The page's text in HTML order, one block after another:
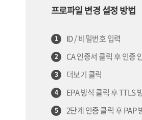
프로파일 변경 설정 방법
1 ID / 비밀번호 입력
2 CA 인증서 클릭 후 인증
3 더보기 클릭
4 EPA 방식 클릭 후 TTLS
5 2단계 인증 클릭 후 PAP